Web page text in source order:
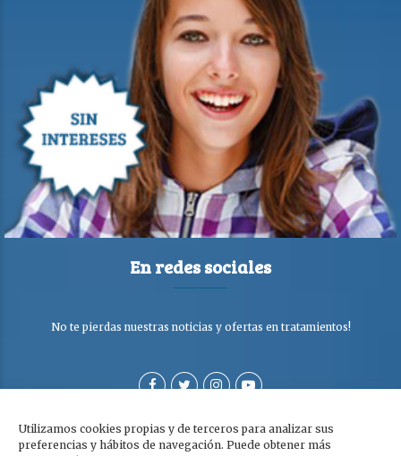
Utilizamos cookies propias y de terceros para analizar sus
preferencias y hábitos de navegación. Puede obtener más
En redes sociales
No te pierdas nuestras noticias y ofertas en tratamientos!